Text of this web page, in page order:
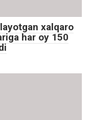
xalqaro
har oy 150